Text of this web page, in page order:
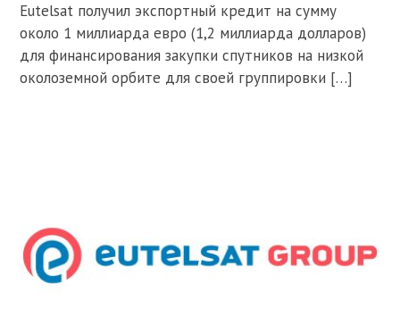
Eutelsat получил экспортный кредит на сумму
около 1 миллиарда евро (1,2 миллиарда долларов)
для финансирования закупки спутников на низкой
околоземной орбите для своей группировки […]